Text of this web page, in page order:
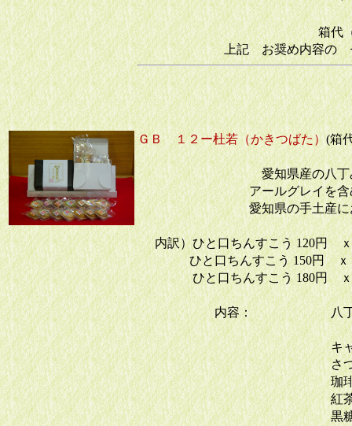
箱代（手提の
上記 お奨め内容
ＧＢ １２ー杜若（かきつばた）(箱
愛知県産の八
アールグレイを
愛知県の手土
内訳）ひと口ちんすこう 120
ひと口ちんすこう 150円
ひと口ちんすこう 180
内容： 八
キャラ
さつま
珈
紅
黒